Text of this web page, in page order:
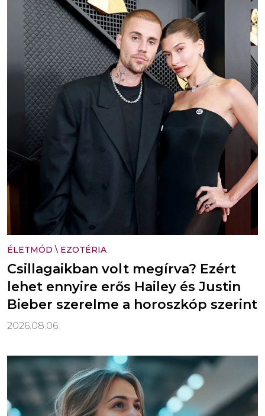
ÉLETMÓD \ EZOTÉRIA
Csillagaikban volt megírva? Ezért
lehet ennyire erős Hailey és Justin
Bieber szerelme a horoszkóp szerint
2026.08.06.